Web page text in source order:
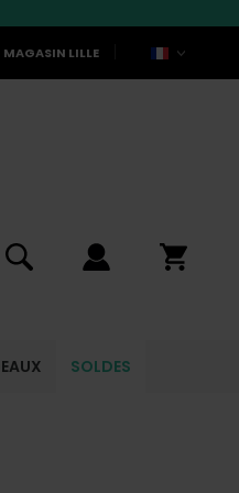
MAGASIN LILLE
SOLDES